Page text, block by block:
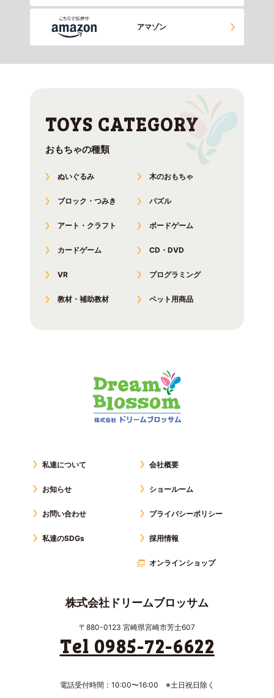
アマゾン
おもちゃの種類
ぬいぐるみ 木のおもちゃ
ブロック・つみき パズル
アート・クラフト ボードゲーム
カードゲーム CD・DVD
VR プログラミング
教材・補助教材 ペット用商品
私達について
お知らせ
お問い合わせ
私達のSDGs
会社概要
ショールーム
プライバシーポリシー
採用情報
オンラインショップ
株式会社ドリームブロッサム
〒880-0123 宮崎県宮崎市芳士607
Tel 0985-72-6622
電話受付時間：10:00〜16:00 ※土日祝日除く